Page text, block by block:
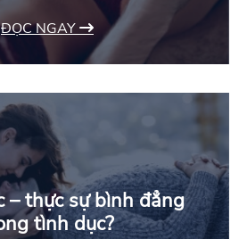
ĐỌC NGAY
– thực sự bình đẳng
tình dục?